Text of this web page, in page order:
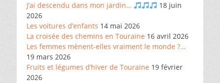
J’ai descendu dans mon jardin…
18 juin
2026
Les voitures d’enfants 14 mai 2026
La croisée des chemins en Touraine 16 avril 2026
Les femmes mènent-elles vraiment le monde ?…
19 mars 2026
Fruits et légumes d’hiver de Touraine 19 février
2026